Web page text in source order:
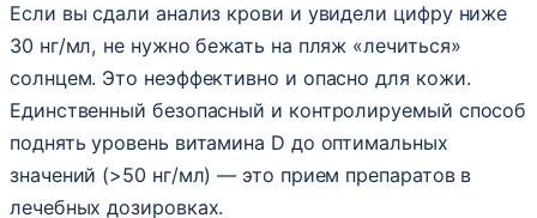
Если вы сдали анализ крови и увидели цифру ниже
30 нг/мл, не нужно бежать на пляж «лечиться»
солнцем. Это неэффективно и опасно для кожи.
Единственный безопасный и контролируемый способ
поднять уровень витамина D до оптимальных
значений (>50 нг/мл) — это прием препаратов в
лечебных дозировках.